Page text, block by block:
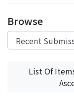
Browse
List Of